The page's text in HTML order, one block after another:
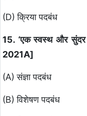
(D) क्रिया पदबंध
15. ‘एक स्वस्थ और
2021A]
(A) संज्ञा पदबंध
(B) विशेषण पदबंध